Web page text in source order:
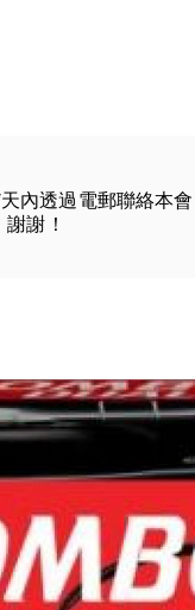
內透過電郵聯絡本
謝！